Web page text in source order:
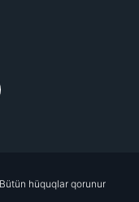
hüquqlar qorunur